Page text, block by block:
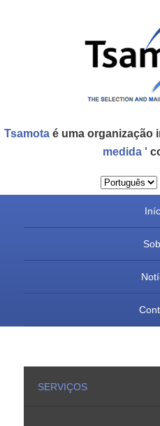
Tsamotaé uma organização
medida '
Saltar para o conteúdo
Saltar para o conteúdo
SERVIÇOS